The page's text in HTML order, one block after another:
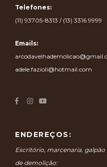
Telefones:
(11) 93705-8313 / (13) 3316 9999
Emails:
adele.fazioli@hotmail.com
ENDEREÇOS:
Escritório, marcenaria,
de demolição: